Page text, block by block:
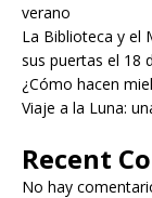
verano
La Biblioteca y el
sus puertas el 18
¿Cómo hacen
Viaje a la Luna:
Recent
No hay